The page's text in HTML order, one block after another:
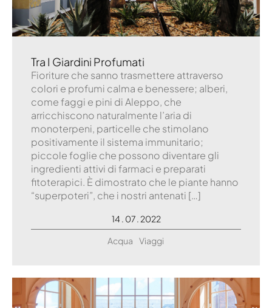
Tra I Giardini Profumati
Fioriture che sanno trasmettere attraverso
colori e profumi calma e benessere; alberi,
come faggi e pini di Aleppo, che
arricchiscono naturalmente l’aria di
monoterpeni, particelle che stimolano
positivamente il sistema immunitario;
piccole foglie che possono diventare gli
ingredienti attivi di farmaci e preparati
fitoterapici. È dimostrato che le piante hanno
“superpoteri”, che i nostri antenati […]
14 . 07 . 2022
Acqua
Viaggi